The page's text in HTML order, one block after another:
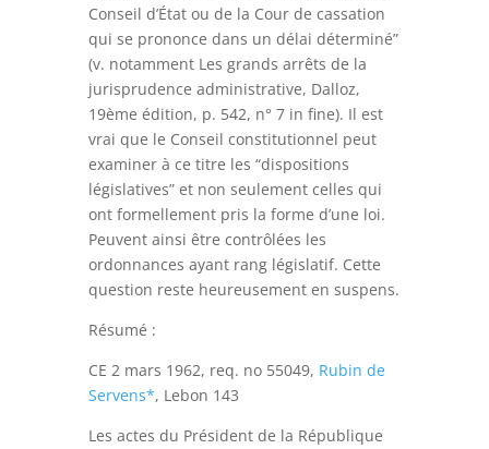
Conseil d’État ou de la Cour de cassation
qui se prononce dans un délai déterminé”
(v. notamment Les grands arrêts de la
jurisprudence administrative, Dalloz,
19ème édition, p. 542, n° 7 in fine). Il est
vrai que le Conseil constitutionnel peut
examiner à ce titre les “dispositions
législatives” et non seulement celles qui
ont formellement pris la forme d’une loi.
Peuvent ainsi être contrôlées les
ordonnances ayant rang législatif. Cette
question reste heureusement en suspens.
Résumé :
CE 2 mars 1962, req. no 55049, Rubin de
Servens*, Lebon 143
Les actes du Président de la République